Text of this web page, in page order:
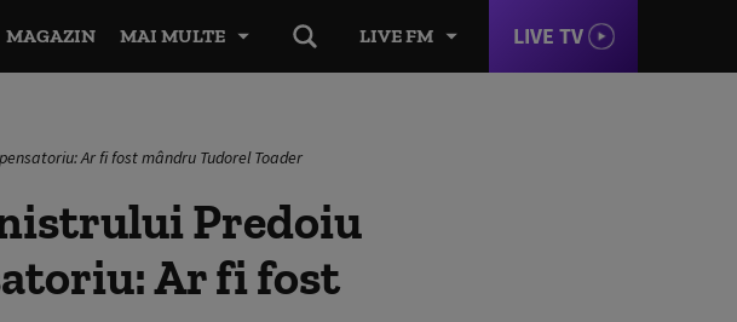
LIVE FM LIVE TV
MAGAZIN MAI MULTE
Ar fi fost mândru Tudorel Toader
Predoiu
Ar fi fost